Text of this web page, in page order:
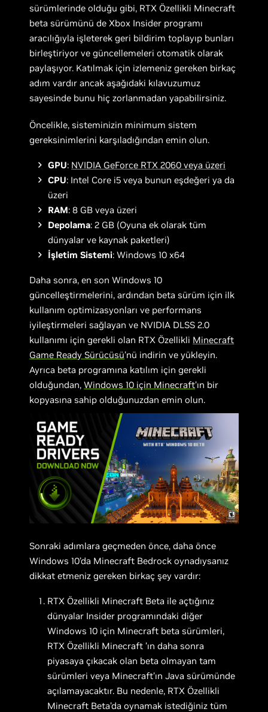
sürümlerinde olduğu gibi, RTX Özellikli Minecraft
beta sürümünü de Xbox Insider programı
aracılığıyla işleterek geri bildirim toplayıp bunları
birleştiriyor ve güncellemeleri otomatik olarak
paylaşıyor. Katılmak için izlemeniz gereken birkaç
adım vardır ancak aşağıdaki kılavuzumuz
sayesinde bunu hiç zorlanmadan yapabilirsiniz.
Öncelikle, sisteminizin minimum sistem
gereksinimlerini karşıladığından emin olun.
GPU: NVIDIA GeForce RTX 2060 veya üzeri
CPU: Intel Core i5 veya bunun eşdeğeri ya da
üzeri
RAM: 8 GB veya üzeri
Depolama: 2 GB (Oyuna ek olarak tüm
dünyalar ve kaynak paketleri)
İşletim Sistemi: Windows 10 x64
Daha sonra, en son Windows 10
güncelleştirmelerini, ardından beta sürüm için ilk
kullanım optimizasyonları ve performans
iyileştirmeleri sağlayan ve NVIDIA DLSS 2.0
kullanımı için gerekli olan RTX Özellikli Minecraft
Game Ready Sürücüsü’nü indirin ve yükleyin.
Ayrıca beta programına katılım için gerekli
olduğundan,Windows 10 için Minecraft’ın bir
kopyasına sahip olduğunuzdan emin olun.
Sonraki adımlara geçmeden önce, daha önce
Windows 10’da Minecraft Bedrock oynadıysanız
dikkat etmeniz gereken birkaç şey vardır:
RTX Özellikli Minecraft Beta ile açtığınız
dünyalar Insider programındaki diğer
Windows 10 için Minecraft beta sürümleri,
RTX Özellikli Minecraft ’ın daha sonra
piyasaya çıkacak olan beta olmayan tam
sürümleri veya Minecraft’ın Java sürümünde
açılamayacaktır. Bu nedenle, RTX Özellikli
Minecraft Beta’da oynamak istediğiniz tüm